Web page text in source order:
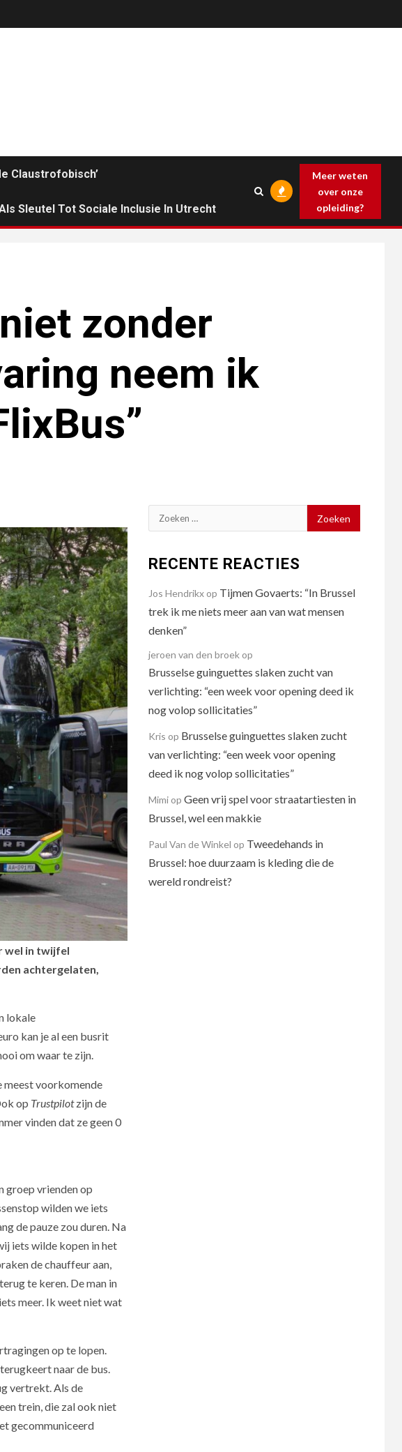
Claustrofobisch’
Sleutel Tot Sociale Inclusie In Utrecht
Meer weten
over onze
opleiding?
zonder
neem ik
wel in twijfel
achtergelaten,
lokale
kan je al een busrit
om waar te zijn.
meest voorkomende
op Trustpilotzijn de
vinden dat ze geen 0
groep vrienden op
wilden we iets
de pauze zou duren. Na
iets wilde kopen in het
de chauffeur aan,
te keren. De man in
meer. Ik weet niet wat
op te lopen.
naar de bus.
vertrekt. Als de
trein, die zal ook niet
gecommuniceerd
Zoeken
naar:
RECENTE REACTIES
Jos Hendrikxop Tijmen Govaerts: “In Brussel
trek ik me niets meer aan van wat mensen
denken”
jeroen van den broekop
Brusselse guinguettes slaken zucht van
verlichting: “een week voor opening deed ik
nog volop sollicitaties”
Kris op Brusselse guinguettes slaken zucht
van verlichting: “een week voor opening
deed ik nog volop sollicitaties”
Mimiop Geen vrij spel voor straatartiesten in
Brussel, wel een makkie
Paul Van de Winkel op Tweedehands in
Brussel: hoe duurzaam is kleding die de
wereld rondreist?